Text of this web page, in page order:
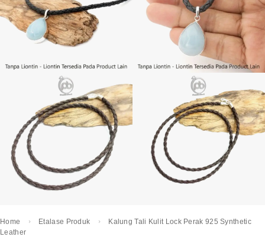
Home Etalase Produk
Kalung Tali Kulit Lock Perak 925 Synthetic
Leather